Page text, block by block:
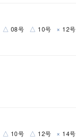
△ 08号 △ 10号 × 12号
△ 10号 △ 12号 × 14号